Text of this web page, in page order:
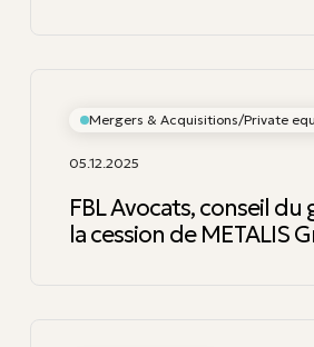
Mergers & Acquisitions/Private
05.12.2025
FBL Avocats, conseil
la cession de METALIS